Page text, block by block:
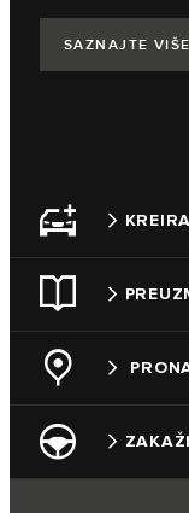
SAZNAJTE VIŠE